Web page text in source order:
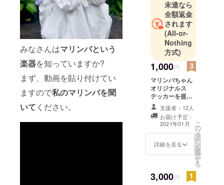
みなさんはマリンバという
楽器を知っていますか?
まず、動画を貼り付けてい
ますので私のマリンバを聞
いて ください。
未達なら
全額返金
されます
(All-or-
Nothing
方式)
1,000円
マリンバちゃん
オリジナルス
テッカーを提供
します。
支援者：12人
お届け予定：
2021年01月
詳細を見る
こ
の
リ
タ
ー
ン
を
選
択
す
る
3,000円